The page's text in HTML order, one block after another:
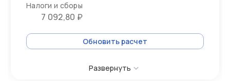
Налоги и сборы
7 092,80 ₽
Обновить расчет
Развернуть